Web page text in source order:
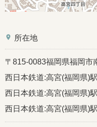
place 所在地
〒815-0083福岡県福岡市
西日本鉄道:高宮(福岡県)
西日本鉄道:高宮(福岡県)
西日本鉄道:高宮(福岡県)